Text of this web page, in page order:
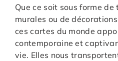
Que ce soit sous forme de
murales ou de
ces cartes du monde
contemporaine et
vie. Elles nous